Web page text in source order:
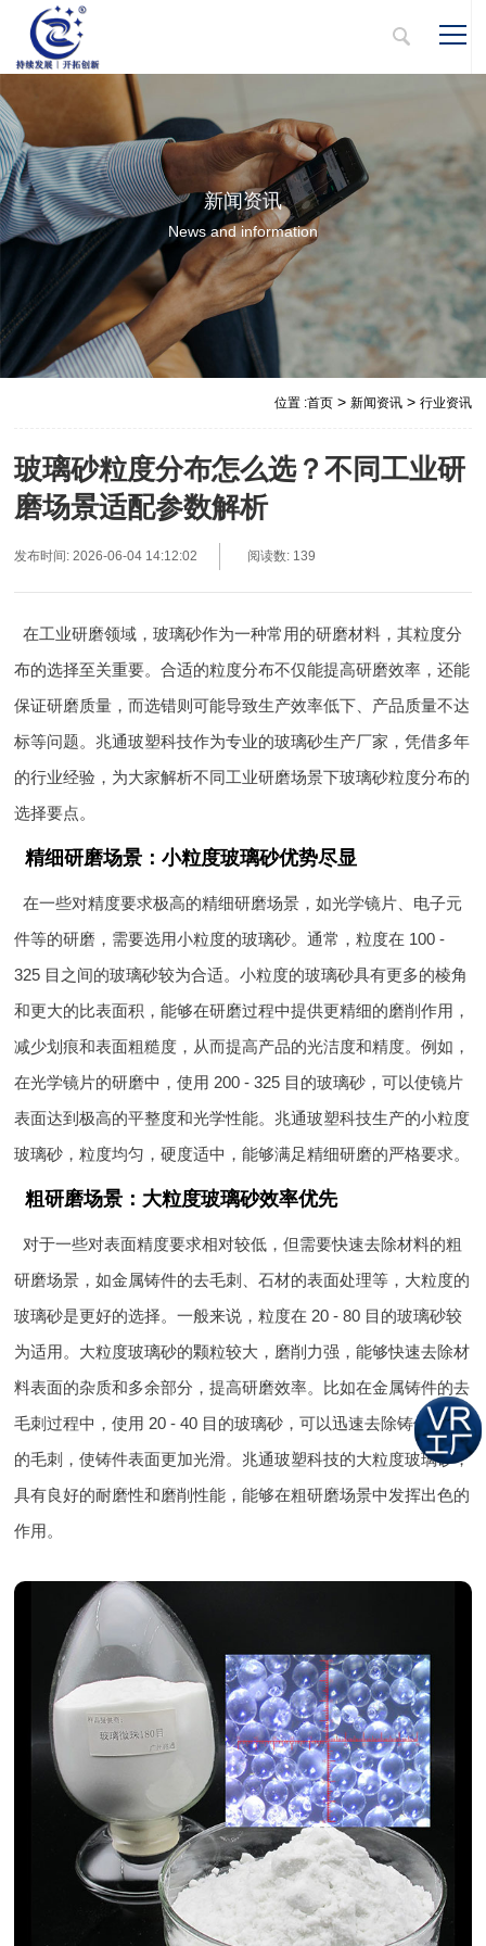
新闻资讯
News and information
位置 :首页> 新闻资讯> 行业资讯
玻璃砂粒度分布怎么选？不同工业研
磨场景适配参数解析
发布时间: 2026-06-04 14:12:02 阅读数: 139
在工业研磨领域，玻璃砂作为一种常用的研磨材料，其粒度分
布的选择至关重要。合适的粒度分布不仅能提高研磨效率，还能
保证研磨质量，而选错则可能导致生产效率低下、产品质量不达
标等问题。兆通玻塑科技作为专业的玻璃砂生产厂家，凭借多年
的行业经验，为大家解析不同工业研磨场景下玻璃砂粒度分布的
选择要点。
精细研磨场景：小粒度玻璃砂优势尽显
在一些对精度要求极高的精细研磨场景，如光学镜片、电子元
件等的研磨，需要选用小粒度的玻璃砂。通常，粒度在 100 -
325 目之间的玻璃砂较为合适。小粒度的玻璃砂具有更多的棱角
和更大的比表面积，能够在研磨过程中提供更精细的磨削作用，
减少划痕和表面粗糙度，从而提高产品的光洁度和精度。例如，
在光学镜片的研磨中，使用 200 - 325 目的玻璃砂，可以使镜片
表面达到极高的平整度和光学性能。兆通玻塑科技生产的小粒度
玻璃砂，粒度均匀，硬度适中，能够满足精细研磨的严格要求。
粗研磨场景：大粒度玻璃砂效率优先
对于一些对表面精度要求相对较低，但需要快速去除材料的粗
研磨场景，如金属铸件的去毛刺、石材的表面处理等，大粒度的
玻璃砂是更好的选择。一般来说，粒度在 20 - 80 目的玻璃砂较
为适用。大粒度玻璃砂的颗粒较大，磨削力强，能够快速去除材
料表面的杂质和多余部分，提高研磨效率。比如在金属铸件的去
毛刺过程中，使用 20 - 40 目的玻璃砂，可以迅速去除铸件表面
的毛刺，使铸件表面更加光滑。兆通玻塑科技的大粒度玻璃砂，
具有良好的耐磨性和磨削性能，能够在粗研磨场景中发挥出色的
作用。